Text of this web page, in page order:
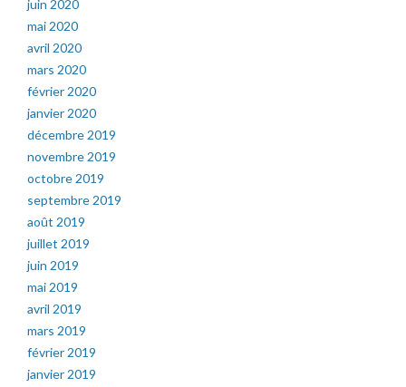
juin 2020
mai 2020
avril 2020
mars 2020
février 2020
janvier 2020
décembre 2019
novembre 2019
octobre 2019
septembre 2019
août 2019
juillet 2019
juin 2019
mai 2019
avril 2019
mars 2019
février 2019
janvier 2019